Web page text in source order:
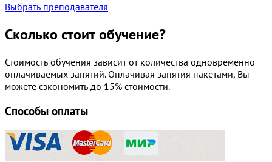
Выбрать преподавателя
Сколько стоит обучение?
Стоимость обучения зависит от количества одновременно
оплачиваемых занятий. Оплачивая занятия пакетами, Вы
можете сэкономить до 15% стоимости.
Способы оплаты